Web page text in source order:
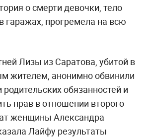
о смерти девочки, тело
гаражах, прогремела на всю
Лизы из Саратова, убитой в
жителем, анонимно обвинили
обязанностей и
прав в отношении второго
женщины Александра
Лайфу результаты